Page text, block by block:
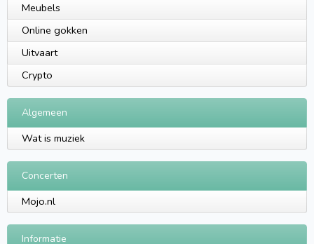
Meubels
Online gokken
Uitvaart
Crypto
Algemeen
Wat is muziek
Concerten
Mojo.nl
Informatie